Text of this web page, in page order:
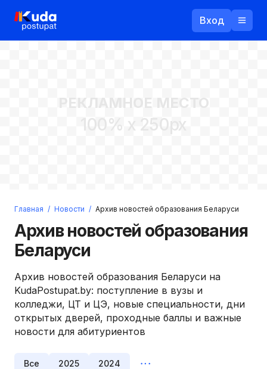
Вход
Войти
Прислать пароль
РЕКЛАМНОЕ МЕСТО
100% x 250px
Главная / Новости / Архив новостей образования Беларуси
Архив новостей образования
Беларуси
Архив новостей образования Беларуси на
KudaPostupat.by: поступление в вузы и
колледжи, ЦТ и ЦЭ, новые специальности, дни
открытых дверей, проходные баллы и важные
новости для абитуриентов
Все 2025 2024